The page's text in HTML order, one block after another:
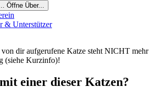
Öffne Über...
& Unterstützer
dir aufgerufene Katze steht NICHT mehr
(siehe Kurzinfo)!
einer dieser Katzen?